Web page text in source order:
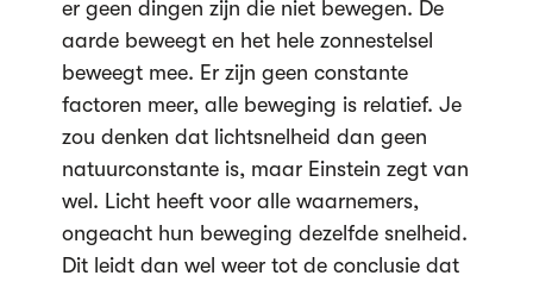
er geen dingen zijn die niet bewegen. De
aarde beweegt en het hele zonnestelsel
beweegt mee. Er zijn geen constante
factoren meer, alle beweging is relatief. Je
zou denken dat lichtsnelheid dan geen
natuurconstante is, maar Einstein zegt van
wel. Licht heeft voor alle waarnemers,
ongeacht hun beweging dezelfde snelheid.
Dit leidt dan wel weer tot de conclusie dat